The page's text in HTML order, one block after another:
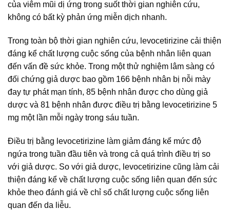
của viêm mũi dị ứng trong suốt thời gian nghiên cứu,
không có bất kỳ phản ứng miễn dịch nhanh.
Trong toàn bộ thời gian nghiên cứu, levocetirizine cải thiện
đáng kể chất lượng cuộc sống của bệnh nhân liên quan
đến vấn đề sức khỏe. Trong một thử nghiệm lâm sàng có
đối chứng giả dược bao gồm 166 bệnh nhân bị nỗi mày
đay tự phát mạn tính, 85 bệnh nhân được cho dùng giả
dược và 81 bệnh nhân được điều trị bằng levocetirizine 5
mg một lần mỗi ngày trong sáu tuần.
Điều trị bằng levocetirizine làm giảm đáng kể mức độ
ngứa trong tuần đầu tiên và trong cả quá trình điều trị so
với giả dược. So với giả dược, levocetirizine cũng làm cải
thiện đáng kể về chất lượng cuộc sống liên quan đến sức
khỏe theo đánh giá về chỉ số chất lượng cuộc sống liên
quan đến da liễu.